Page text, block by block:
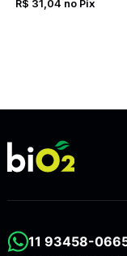
R$ 31,04
11 93458-